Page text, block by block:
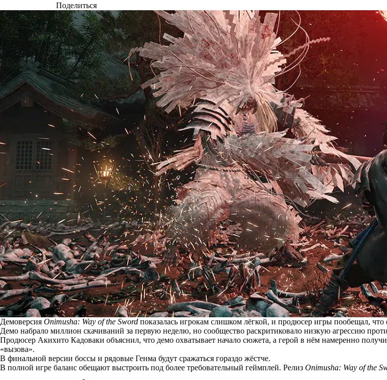
Поделиться
Демоверсия Onimusha: Way of the Sword показалась игрокам слишком лёгкой, и продюсер игры пообещал, что
Демо набрало миллион скачиваний за первую неделю, но сообщество раскритиковало низкую агрессию
Продюсер Акихито Кадоваки объяснил, что демо охватывает начало сюжета, а герой в нём намеренно
«вызова».
В финальной версии боссы и рядовые Генма будут сражаться гораздо жёстче.
В полной игре баланс обещают выстроить под более требовательный геймплей. Релиз Onimusha: Way of the